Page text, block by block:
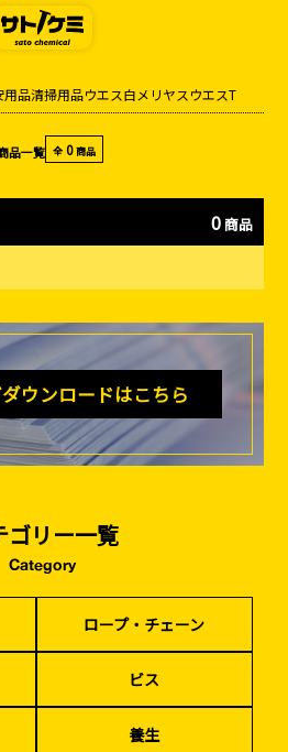
ロード
用品清掃用品ウエス白メリヤスウエスT
品一覧 全 0 商品
0 商品
ウンロードはこちら
ゴリー一覧
Category
ロープ・チェーン
ビス
養生